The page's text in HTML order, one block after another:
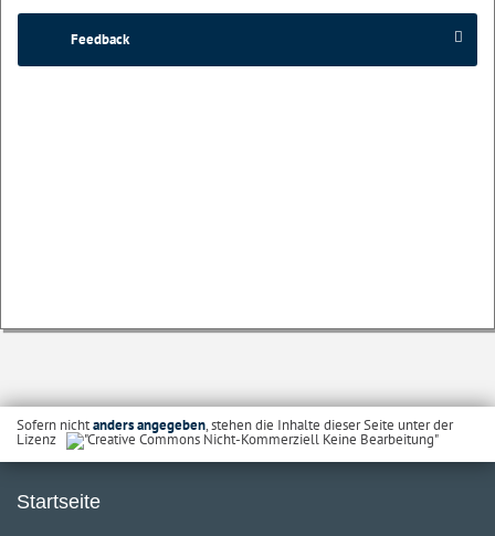
Feedback
Sofern nichtanders angegeben, stehen die Inhalte dieser Seite unter der
Lizenz
Startseite